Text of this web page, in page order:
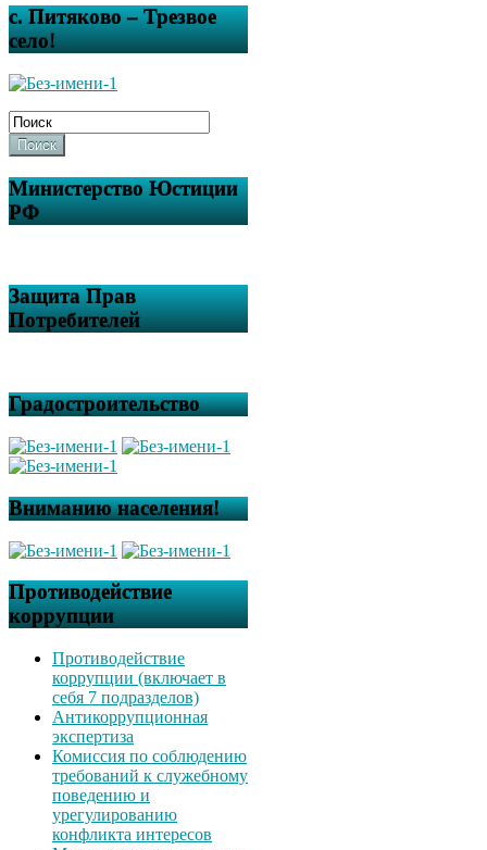
с. Питяково – Трезвое
село!
Поиск
Министерство Юстиции
РФ
Защита Прав
Потребителей
Градостроительство
Вниманию населения!
Противодействие
коррупции
Противодействие
коррупции (включает в
себя 7 подразделов)
Антикоррупционная
экспертиза
Комиссия по соблюдению
требований к служебному
поведению и
урегулированию
конфликта интересов